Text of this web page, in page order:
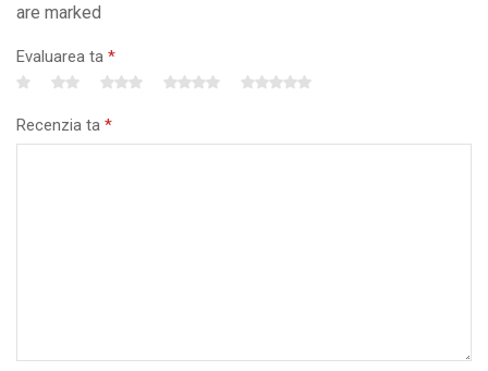
are marked
Evaluarea ta *
Recenzia ta *